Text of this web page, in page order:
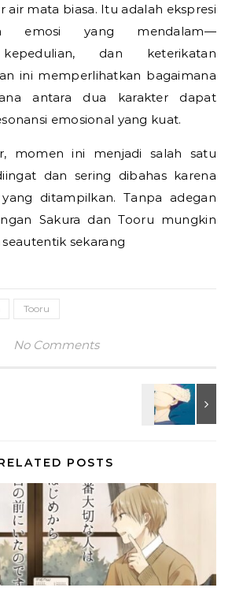
air mata biasa. Itu adalah ekspresi
emosi yang mendalam—
dan keterikatan
ini memperlihatkan bagaimana
antara dua karakter dapat
emosional yang kuat.
momen ini menjadi salah satu
dan sering dibahas karena
ditampilkan. Tanpa adegan
Sakura dan Tooru mungkin
sekarang
Tooru
No Comments
POSTS